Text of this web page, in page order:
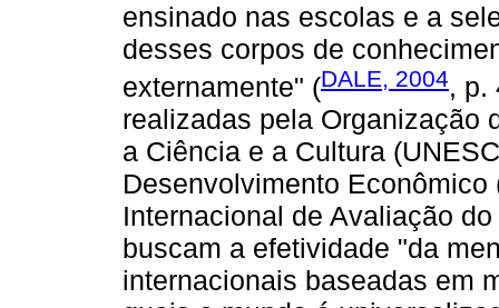
ensinado nas escolas e a
desses corpos de
externamente" (DALE, 2004, p.
realizadas pela Organização
a Ciência e a Cultura
Desenvolvimento
Internacional de Avaliação
buscam a efetividade "da
internacionais baseadas em